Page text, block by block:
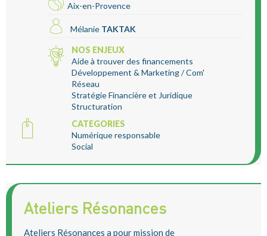
Aix-en-Provence
Mélanie TAKTAK
NOS ENJEUX
Aide à trouver des financements
Développement & Marketing / Com'
Réseau
Stratégie Financière et Juridique
Structuration
CATEGORIES
Numérique responsable
Social
Ateliers Résonances
Ateliers Résonances a pour mission de